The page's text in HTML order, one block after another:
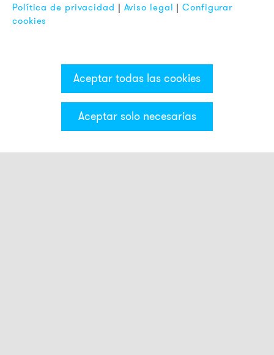
Categorías & Filter
Política de privacidad | Aviso legal |Configurar
cookies
Aceptar todas las cookies
Aceptar solo necesarias